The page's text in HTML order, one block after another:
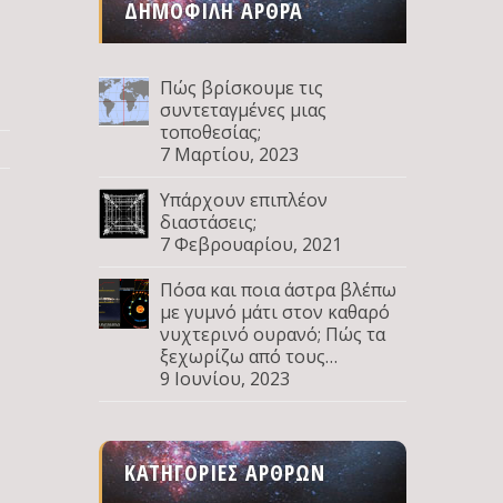
ΔΗΜΟΦΙΛΉ ΆΡΘΡΑ
Πώς βρίσκουμε τις
συντεταγμένες μιας
τοποθεσίας;
7 Μαρτίου, 2023
Υπάρχουν επιπλέον
διαστάσεις;
7 Φεβρουαρίου, 2021
Πόσα και ποια άστρα βλέπω
με γυμνό μάτι στον καθαρό
νυχτερινό ουρανό; Πώς τα
ξεχωρίζω από τους
πλανήτες; Μέρος Δ
9 Ιουνίου, 2023
ΚΑΤΗΓΟΡΊΕΣ ΆΡΘΡΩΝ